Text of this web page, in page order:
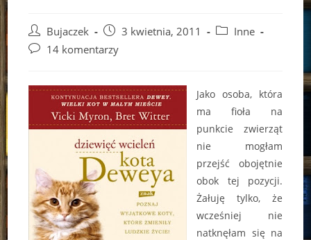
Post
author:
Bujaczek
Post
published:
3 kwietnia, 2011
PostInne
Post14 komentarzy
Jako osoba, która
ma fioła na
punkcie zwierząt
nie mogłam
przejść obojętnie
obok tej pozycji.
Żałuję tylko, że
wcześniej nie
natknęłam się na